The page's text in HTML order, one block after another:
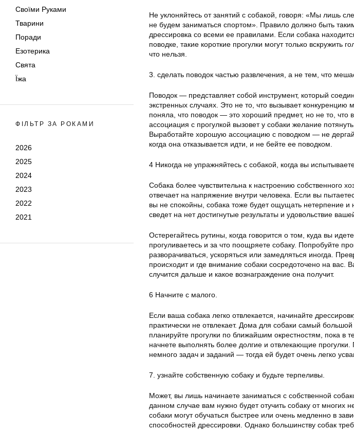
Своїми Руками
Тварини
Поради
Езотерика
Свята
Їжа
ФІЛЬТР ЗА РОКАМИ
2026
2025
2024
2023
2022
2021
Не уклоняйтесь от занятий с собакой, говоря: «Мы лишь
не будем заниматься спортом». Правило должно быть
дрессировка со всеми ее правилами. Если собака
поводке, такие короткие прогулки могут только вскружить
что нельзя.
3. сделать поводок частью развлечения, а не тем, что
Поводок — представляет собой инструмент, который
экстренных случаях. Это не то, что вызывает
поняла, что поводок — это хороший предмет, но не то, что
ассоциация с прогулкой вызовет у собаки желание
Выработайте хорошую ассоциацию с поводком — не
когда она отказывается идти, и не бейте ее поводком.
4 Никогда не упражняйтесь с собакой, когда вы
Собака более чувствительна к настроению собственного
отвечает на напряжение внутри человека. Если вы
вы не спокойны, собака тоже будет ощущать нетерпение и
сведет на нет достигнутые результаты и удовольствие
Остерегайтесь рутины, когда говорится о том, куда вы
прогуливаетесь и за что поощряете собаку. Попробуйте
разворачиваться, ускоряться или замедляться иногда.
происходит и где внимание собаки сосредоточено на вас.
случится дальше и какое вознаграждение она получит.
6 Начните с малого.
Если ваша собака легко отвлекается, начинайте
практически не отвлекает. Дома для собаки самый
планируйте прогулки по ближайшим окрестностям, пока в
начнете выполнять более долгие и отвлекающие прогулки.
немного задач и заданий — тогда ей будет очень легко
7. узнайте собственную собаку и будьте терпеливы.
Может, вы лишь начинаете заниматься с собственной
данном случае вам нужно будет отучить собаку от
собаки могут обучаться быстрее или очень медленно в
способностей дрессировки. Однако большинству собак